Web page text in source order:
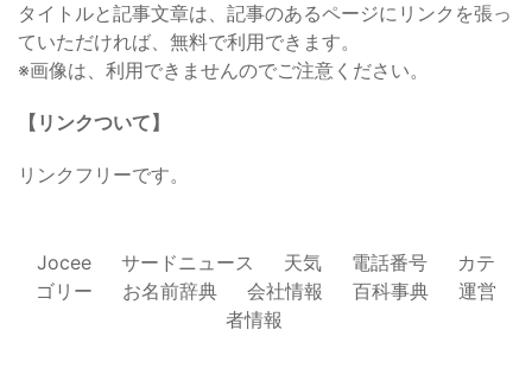
タイトルと記事文章は、記事のあるページにリンクを張っ
ていただければ、無料で利用できます。
※画像は、利用できませんのでご注意ください。
【リンクついて】
リンクフリーです。
Jocee サードニュース 天気 電話番号
カテ
ゴリー
お名前辞典 会社情報 百科事典
運営
者情報